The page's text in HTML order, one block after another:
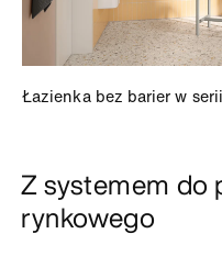
Łazienka bez barier w
Z systemem
rynkowego